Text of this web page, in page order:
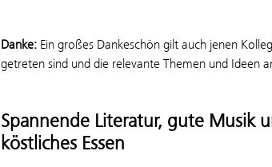
Danke: Ein großes Dankeschön gilt auch jenen
getreten sind und die relevante Themen und Ideen
Spannende Literatur, gute Musik
köstliches Essen